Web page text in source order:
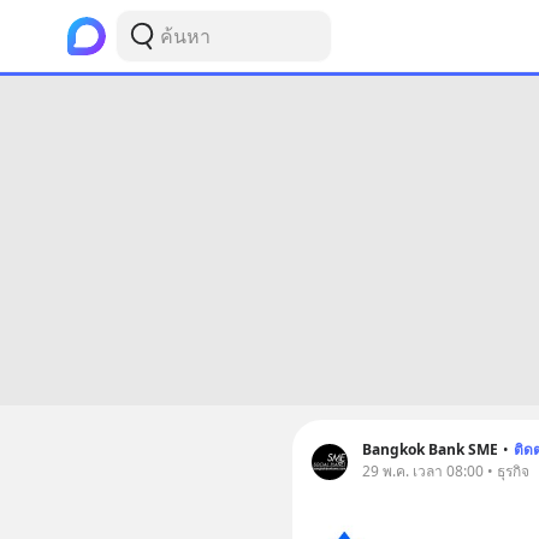
Bangkok Bank SME • ติด
29 พ.ค. เวลา 08:00 • ธุรกิจ